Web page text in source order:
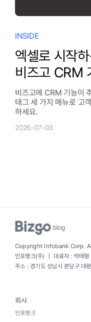
INSIDE
엑셀로 시작
비즈고 CRM
비즈고에 CRM 기능이
태그 세 가지 메뉴로 고
하세요.
2026-07-03
Copyright Infobank Corp.
인포뱅크(주) ｜ 대표자 : 박태
주소 : 경기도 성남시 분당구 대
회사
인포뱅크